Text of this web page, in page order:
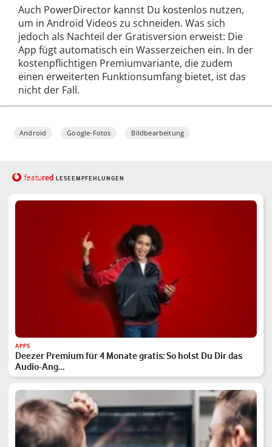
Auch PowerDirector kannst Du kostenlos nutzen,
um in Android Videos zu schneiden. Was sich
jedoch als Nachteil der Gratisversion erweist: Die
App fügt automatisch ein Wasserzeichen ein. In der
kostenpflichtigen Premiumvariante, die zudem
einen erweiterten Funktionsumfang bietet, ist das
nicht der Fall.
Android Google-Fotos Bildbearbeitung
featured LESEEMPFEHLUNGEN
APPS
Deezer Premium für 4 Monate gratis: So holst Du Dir das
Audio-Ang…